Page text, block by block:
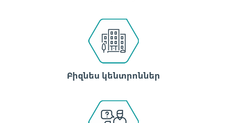
Բիզնես կենտրոններ